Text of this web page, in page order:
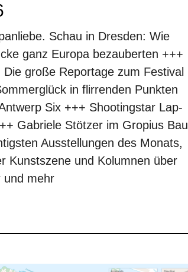
Schau in Dresden: Wie
ganz Europa bezauberten +++
große Reportage zum Festival
in flirrenden Punkten
Six +++ Shootingstar Lap-
Gabriele Stötzer im Gropius Bau
Ausstellungen des Monats,
Kunstszene und Kolumnen über
und mehr